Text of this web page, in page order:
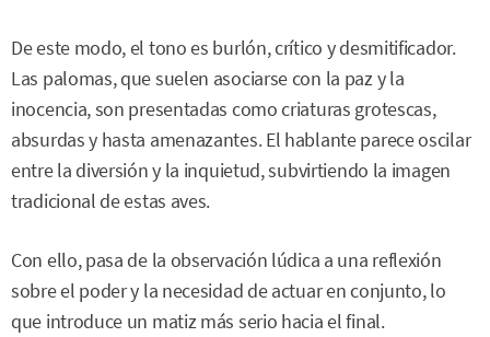
De este modo, el tono es burlón, crítico y desmitificador.
Las palomas, que suelen asociarse con la paz y la
inocencia, son presentadas como criaturas grotescas,
absurdas y hasta amenazantes. El hablante parece oscilar
entre la diversión y la inquietud, subvirtiendo la imagen
tradicional de estas aves.
Con ello, pasa de la observación lúdica a una reflexión
sobre el poder y la necesidad de actuar en conjunto, lo
que introduce un matiz más serio hacia el final.